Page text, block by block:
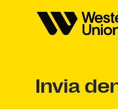
Invia